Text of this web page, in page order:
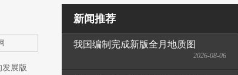
展版
新闻推荐
我国编制完成新版全月地质图
2026-08-06